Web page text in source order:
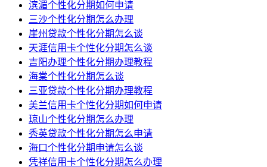
滨湄个性化分期如何申请
三沙个性化分期怎么办理
崖州贷款个性化分期怎么谈
天涯信用卡个性化分期怎么谈
吉阳办理个性化分期办理教程
海棠个性化分期怎么谈
三亚贷款个性化分期办理教程
美兰信用卡个性化分期如何申请
琼山个性化分期怎么办理
秀英贷款个性化分期怎么申请
海口个性化分期申请怎么谈
凭祥信用卡个性化分期怎么办理